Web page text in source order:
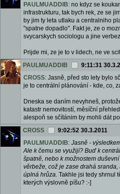
PAULMUADDIB: no kdyz se
infrastrukturu, tak bych rek, ze se
by jim ty leta utlaku a centralniho
"spatne dopadlo". Fakt je, ze o
svycarskych sociologu a jine
Prijde mi, ze je to v lidech, ne ve
PAULMUADDIB
9:11:31
CROSS: Jasně, před sto lety bylo
je to centrální plánování - kde, co,
Dneska se daním nevyhneš,
katastr nemovitostí, měsíční
alespoň se sčítánim by mohli dát
CROSS
9:02:52 30.3.2011
PAULMUADDIB: Jasně -
Ale k čemu se využijí? Buď k
špatně, nebo k možnostem
věrbeže, což je zase drahá
úplná hrůza. Takhle jsi tedy shrnul
kterých výslovně píšu? :-]